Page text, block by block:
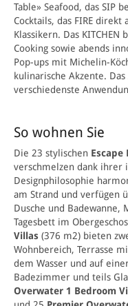
Table» Seafood, das SIP
Cocktails, das FIRE
Klassikern. Das
Cooking sowie abends
Pop-ups mit Michelin-
kulinarische Akzente.
verschiedenste
So wohnen Sie
Die 23 stylischen Escape
verschmelzen dank ihrer
Designphilosophie
am Strand und verfügen
Dusche und Badewanne,
Tagesbett im
Villas (376 m2) bieten
Wohnbereich, Terrasse
dem Wasser und auf
Badezimmer und teils
Overwater 1 Bedroom